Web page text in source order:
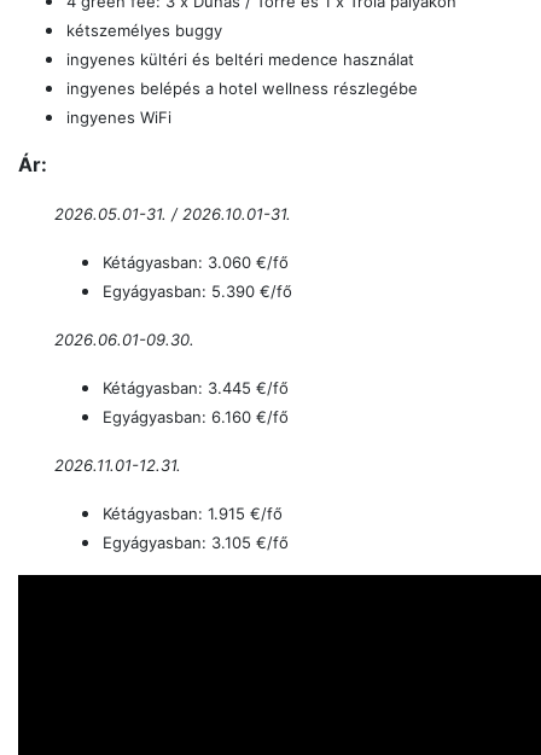
kétszemélyes buggy
ingyenes kültéri és beltéri medence használat
ingyenes belépés a hotel wellness részlegébe
ingyenes WiFi
Ár:
2026.05.01-31. / 2026.10.01-31.
Kétágyasban: 3.060 €/fő
Egyágyasban: 5.390 €/fő
2026.06.01-09.30.
Kétágyasban: 3.445 €/fő
Egyágyasban: 6.160 €/fő
2026.11.01-12.31.
Kétágyasban: 1.915 €/fő
Egyágyasban: 3.105 €/fő